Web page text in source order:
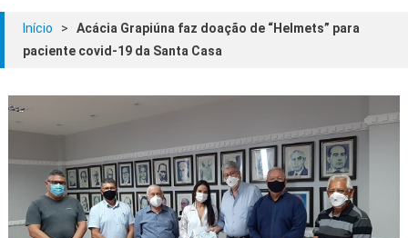
Início >
Acácia Grapiúna faz doação de “Helmets” para
paciente covid-19 da Santa Casa